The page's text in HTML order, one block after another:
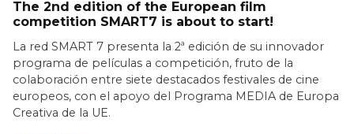
The 2nd edition of the European film
competition SMART7 is about to start!
La red SMART 7 presenta la 2ª edición de su innovador
programa de películas a competición, fruto de la
colaboración entre siete destacados festivales de cine
europeos, con el apoyo del Programa MEDIA de Europa
Creativa de la UE.